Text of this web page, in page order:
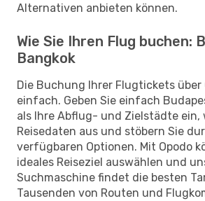
Alternativen anbieten können.
Wie Sie Ihren Flug buchen:
Bangkok
Die Buchung Ihrer Flugtickets über
einfach. Geben Sie einfach
als Ihre Abflug- und Zielstädte ein,
Reisedaten aus und stöbern Sie
verfügbaren Optionen. Mit Opodo
ideales Reiseziel auswählen und
Suchmaschine findet die besten
Tausenden von Routen und